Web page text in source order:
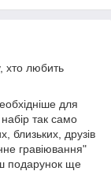
хто любить
для
так само
близьких, друзів
гравіювання"
подарунок ще